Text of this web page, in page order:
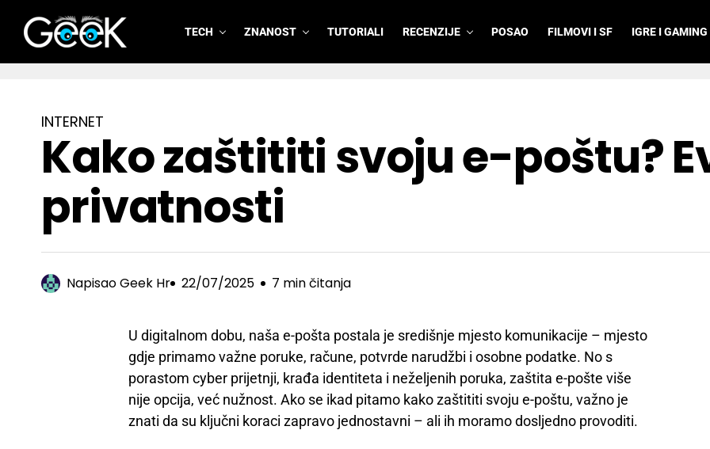
GeeK.hr
TECH ZNANOST TUTORIALI RECENZIJE POSAO FILMOVI I SF IGRE I GAMING
INTERNET
Kako zaštititi svoju e-poštu?
privatnosti
NapisaoGeek Hr 22/07/2025 7 min čitanja
U digitalnom dobu, naša e-pošta postala je središnje mjesto komunikacije – mjesto
gdje primamo važne poruke, račune, potvrde narudžbi i osobne podatke. No s
porastom cyber prijetnji, krađa identiteta i neželjenih poruka, zaštita e-pošte više
nije opcija, već nužnost. Ako se ikad pitamo kako zaštititi svoju e-poštu, važno je
znati da su ključni koraci zapravo jednostavni – ali ih moramo dosljedno provoditi.